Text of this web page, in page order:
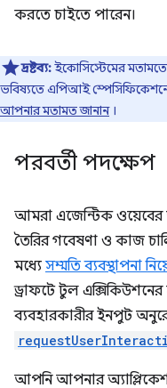
করতে চাইতে পারেন।
দ্রষ্টব্য:ইকোসিস্টেমের
ভবিষ্যতে এপিআই স্পেসিফিকেশনে
আপনার মতামত জানান।
পরবর্তী পদক্ষেপ
আমরা এজেন্টিক ওয়েবের
তৈরির গবেষণা ও কাজ
মধ্যে সম্মতি ব্যবস্থাপনা
ড্রাফটে টুল এক্সিকিউশনের
ব্যবহারকারীর ইনপুট
আপনি আপনার